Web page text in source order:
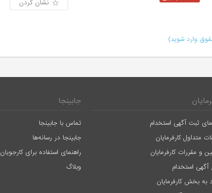
وارد شوید)
نشان کردن
ثبت آگهی استخدام
متداول کارفرمایان
و مقررات کارفرمایان
آگهی استخدام
به بخش کارفرمایان
جابینجا
تماس با جابینجا
جابینجا در رسانه‌ها
راهنمای استفاده برای کارجویان
وبلاگ